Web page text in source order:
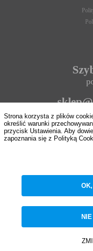
Strona korzysta z plików
określić warunki
przycisk Ustawienia. Aby
zapoznania się z Polityką
Copyright 2026 by